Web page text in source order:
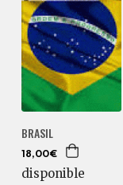
BRASIL
18,00€
disponible